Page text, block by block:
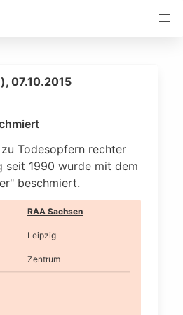
07.10.2015
Todesopfern rechter
seit 1990 wurde mit dem
beschmiert.
RAA Sachsen
Leipzig
Zentrum